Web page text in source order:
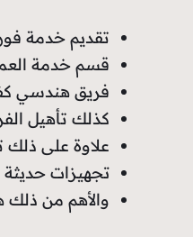
تقديم خدمة
قسم خدمة
فريق هندسي
كذلك تأهيل
علاوة على
تجهيزات حديثة
والأهم من